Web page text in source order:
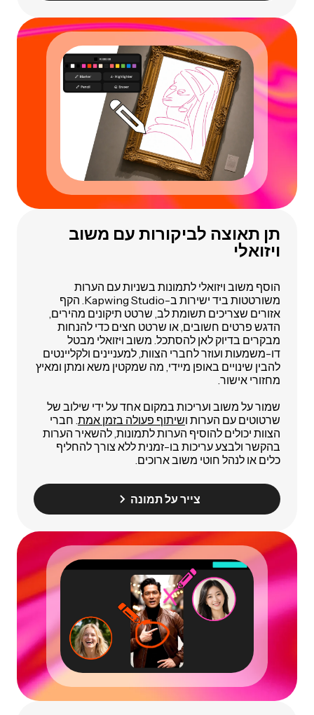
תן תאוצה לביקורות עם משוב
ויזואלי
הוסף משוב ויזואלי לתמונות בשניות עם הערות
משורטטות ביד ישירות ב-Kapwing Studio. הקף
אזורים שצריכים תשומת לב, שרטט תיקונים מהירים,
הדגש פרטים חשובים, או שרטט חצים כדי להנחות
מבקרים בדיוק לאן להסתכל. משוב ויזואלי מבטל
דו-משמעות ועוזר לחברי הצוות, למעניינים ולקליינטים
להבין שינויים באופן מיידי, מה שמקטין משא ומתן ומאיץ
מחזורי אישור.
שמור על משוב ועריכות במקום אחד על ידי שילוב של
שרטוטים עם הערות ושיתוף פעולה בזמן אמת. חברי
הצוות יכולים להוסיף הערות לתמונות, להשאיר הערות
בהקשר ולבצע עריכות בו-זמנית ללא צורך להחליף
כלים או לנהל חוטי משוב ארוכים.
צייר על תמונה